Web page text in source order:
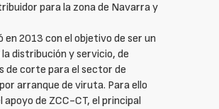
para la zona de Navarra y
en 2013 con el objetivo de ser un
distribución y servicio, de
de corte para el sector de
arranque de viruta. Para ello
apoyo de ZCC-CT, el principal